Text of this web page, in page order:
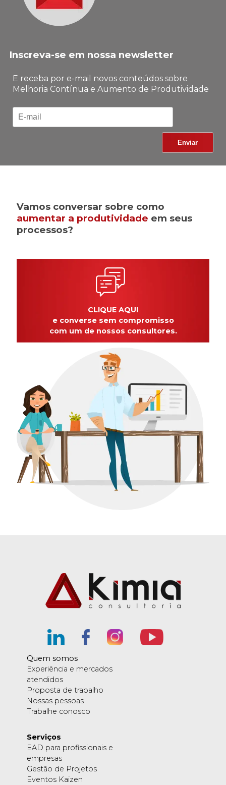
Inscreva-se em nossa newsletter
E receba por e-mail novos conteúdos sobre
Melhoria Contínua e Aumento de Produtividade
Vamos conversar sobre como
aumentar a produtividade em seus
processos?
CLIQUE AQUI
e converse sem compromisso
com um de nossos consultores.
Quem somos
Experiência e mercados
atendidos
Proposta de trabalho
Nossas pessoas
Trabalhe conosco
Serviços
EAD para profissionais e
empresas
Gestão de Projetos
Eventos Kaizen